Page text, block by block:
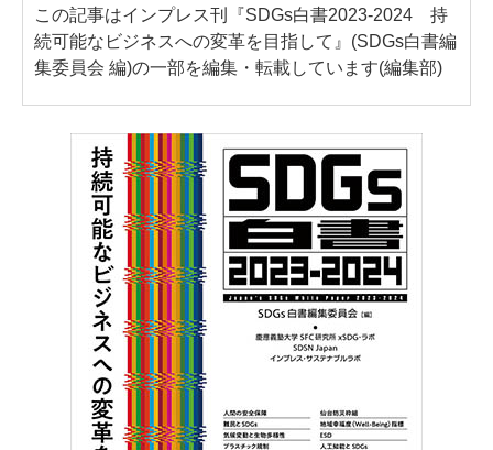
この記事はインプレス刊『SDGs白書2023-2024 持
続可能なビジネスへの変革を目指して』(SDGs白書編
集委員会 編)の一部を編集・転載しています(編集部)